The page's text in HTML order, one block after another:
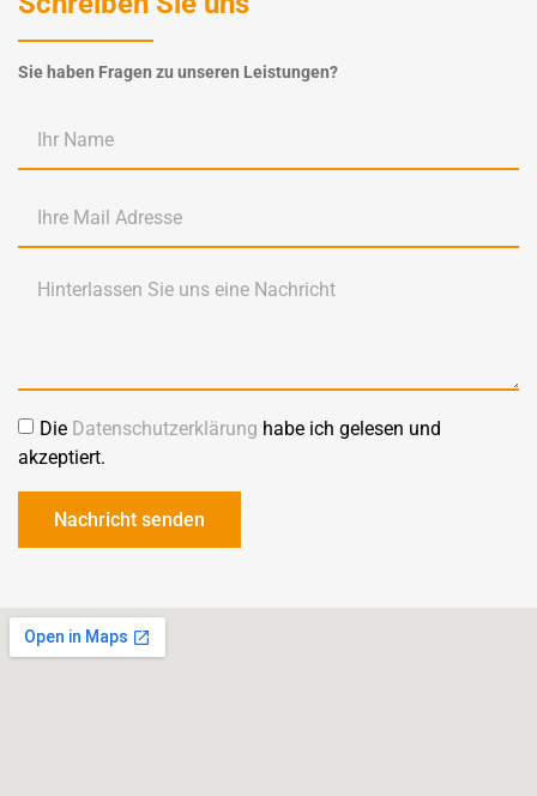
Sie haben Fragen zu unseren Leistungen?
Die Datenschutzerklärung habe ich gelesen und
akzeptiert.
Nachricht senden